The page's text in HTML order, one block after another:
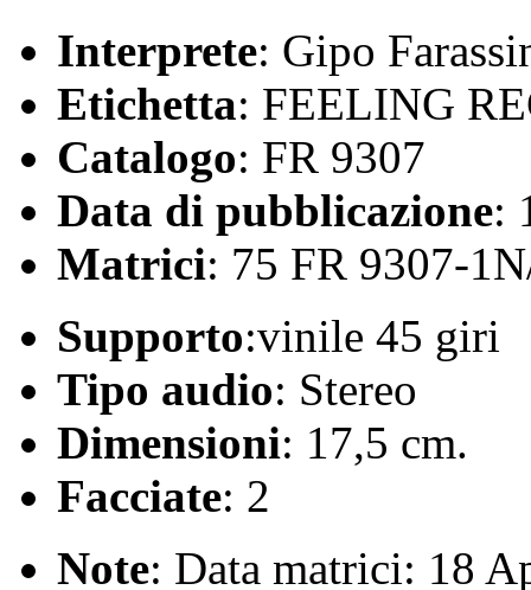
Interprete: Gipo
Etichetta: FEELING
Catalogo: FR 9307
Data di pubblicazione:
Matrici: 75 FR 9307-
Supporto:vinile 45 giri
Tipo audio: Stereo
Dimensioni: 17,5 cm.
Facciate: 2
Note: Data matrici: 18